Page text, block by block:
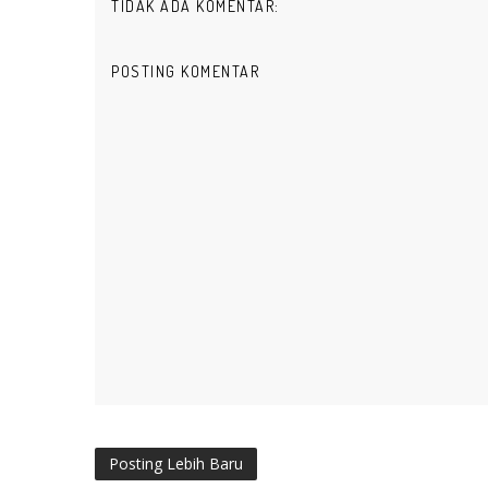
TIDAK ADA KOMENTAR:
POSTING KOMENTAR
Posting Lebih Baru